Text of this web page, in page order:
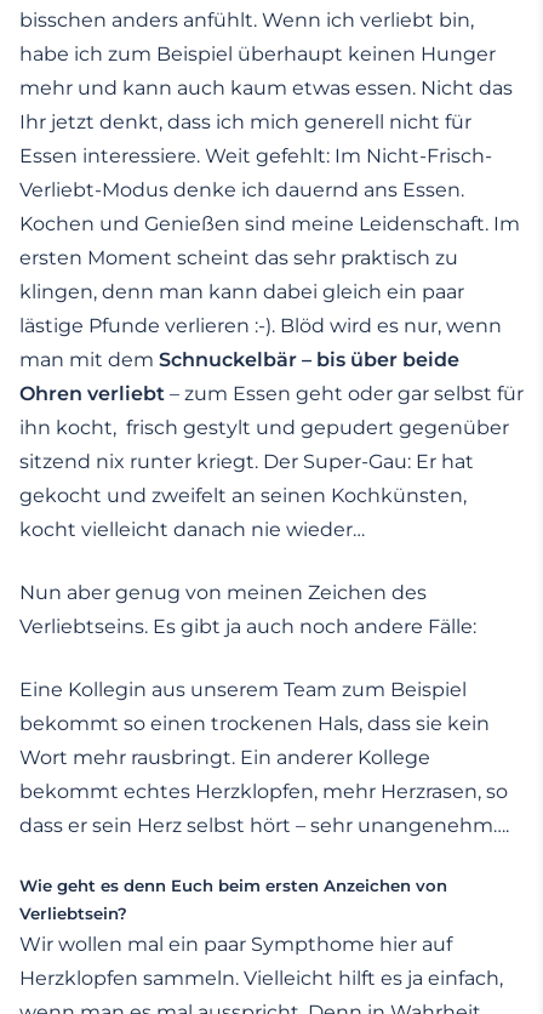
bisschen anders anfühlt. Wenn ich verliebt bin,
habe ich zum Beispiel überhaupt keinen Hunger
mehr und kann auch kaum etwas essen. Nicht das
Ihr jetzt denkt, dass ich mich generell nicht für
Essen interessiere. Weit gefehlt: Im Nicht-Frisch-
Verliebt-Modus denke ich dauernd ans Essen.
Kochen und Genießen sind meine Leidenschaft. Im
ersten Moment scheint das sehr praktisch zu
klingen, denn man kann dabei gleich ein paar
lästige Pfunde verlieren :-). Blöd wird es nur, wenn
man mit dem Schnuckelbär – bis über beide
Ohren verliebt – zum Essen geht oder gar selbst für
ihn kocht, frisch gestylt und gepudert gegenüber
sitzend nix runter kriegt. Der Super-Gau: Er hat
gekocht und zweifelt an seinen Kochkünsten,
kocht vielleicht danach nie wieder…
Nun aber genug von meinen Zeichen des
Verliebtseins. Es gibt ja auch noch andere Fälle:
Eine Kollegin aus unserem Team zum Beispiel
bekommt so einen trockenen Hals, dass sie kein
Wort mehr rausbringt. Ein anderer Kollege
bekommt echtes Herzklopfen, mehr Herzrasen, so
dass er sein Herz selbst hört – sehr unangenehm….
Wie geht es denn Euch beim ersten Anzeichen von
Verliebtsein?
Wir wollen mal ein paar Sympthome hier auf
Herzklopfen sammeln. Vielleicht hilft es ja einfach,